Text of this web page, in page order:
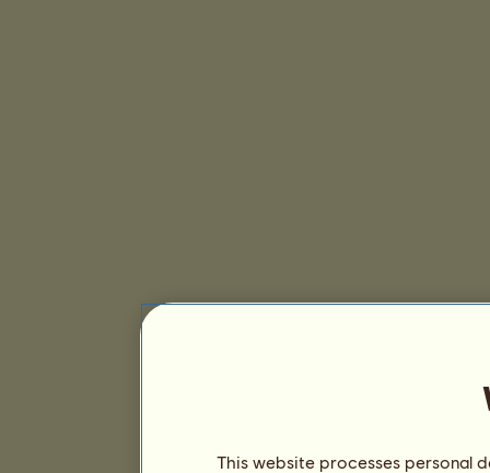
This website processes personal